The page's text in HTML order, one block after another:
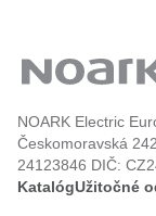
NOARK Electric
Českomoravská
24123846 DIČ:
KatalógUžitočné